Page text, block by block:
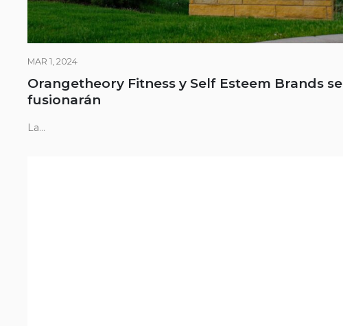
MAR 1, 2024
Orangetheory Fitness y Self Esteem Brands se
fusionarán
La...